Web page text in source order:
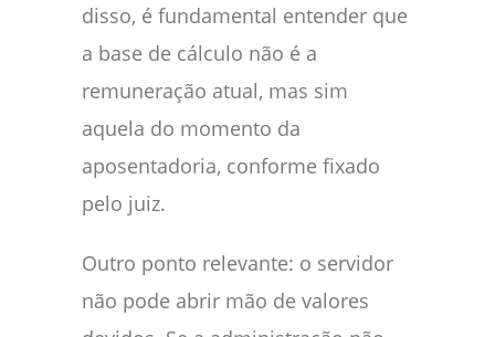
disso, é fundamental entender que
a base de cálculo não é a
remuneração atual, mas sim
aquela do momento da
aposentadoria, conforme fixado
pelo juiz.
Outro ponto relevante: o servidor
não pode abrir mão de valores